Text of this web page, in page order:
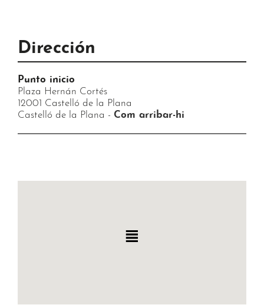
Dirección
Punto inicio
Plaza Hernán Cortés
12001 Castelló de la Plana
Castelló de la Plana - Com arribar-hi